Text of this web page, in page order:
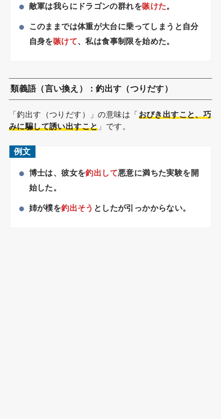
敵軍は我らにドラゴンの群れを嗾けた。
このままでは体重が大台に乗ってしまうと自分
自身を嗾けて、私は食事制限を始めた。
類義語（言い換え）：釣出す（つりだす）
「釣出す（つりだす）」の意味は「おびき出すこと、巧
みに騙して誘い出すこと 」です。
例文
博士は、彼女を釣出して悪意に満ちた実験を開
始した。
姉が樸を釣出そう としたが引っかからない。